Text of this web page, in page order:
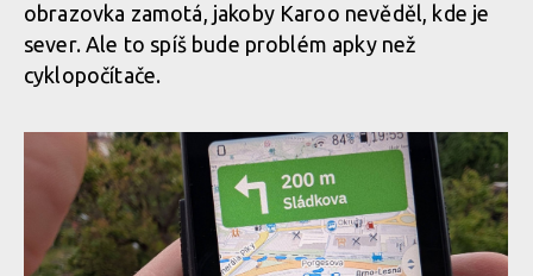
obrazovka zamotá, jakoby Karoo nevěděl, kde je
sever. Ale to spíš bude problém apky než
cyklopočítače.